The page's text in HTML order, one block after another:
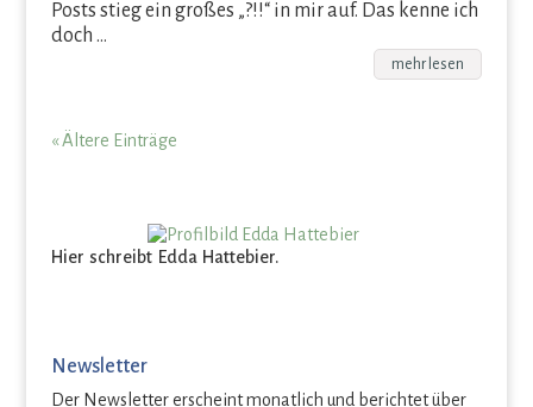
Posts stieg ein großes „?!!“ in mir auf. Das kenne ich
doch …
mehr lesen
« Ältere Einträge
Hier schreibt Edda Hattebier.
Newsletter
Der Newsletter erscheint monatlich und berichtet über